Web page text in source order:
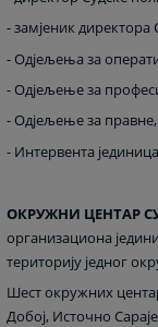
- замјеник директора
- Одјељења за
- Одјељење за
- Одјељење за
- Интервента
ОКРУЖНИ ЦЕНТАР
организациона
територију једног
Шест окружних
Добој, Источно